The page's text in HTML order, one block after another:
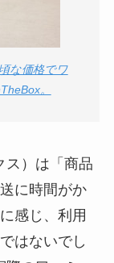
ポレーシ
い？口コ
正直ヤバ
口コミ・評
どう？
しい？口コ
な価格でワ
。
ス）は「商品
に時間がか
感じ、利用
はないでし